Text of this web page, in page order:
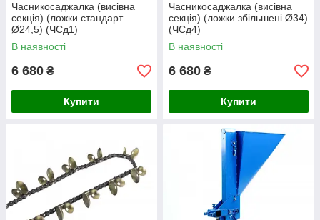
Часникосаджалка (висівна
секція) (ложки стандарт
Ø24,5) (ЧСд1)
В наявності
6 680 ₴
Купити
Часникосаджалка (висівна
секція) (ложки збільшені Ø34)
(ЧСд4)
В наявності
6 680 ₴
Купити